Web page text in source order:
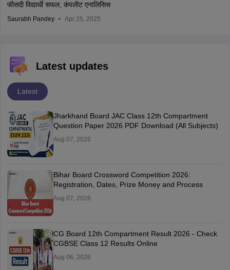
फीसदी विद्यार्थी सफल, कंपलीट एनालिसिस
Saurabh Pandey Apr 25, 2025
Latest updates
Latest
Jharkhand Board JAC Class 12th Compartment
Question Paper 2026 PDF Download (All Subjects)
Aug 07, 2026
Bihar Board Crossword Competition 2026:
Registration, Dates, Prize Money and Process
Aug 07, 2026
CG Board 12th Compartment Result 2026 - Check
CGBSE Class 12 Results Online
Aug 06, 2026